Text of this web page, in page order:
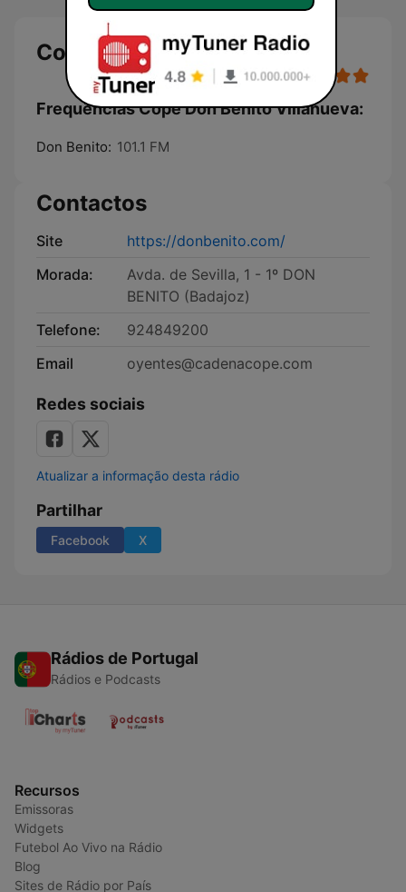
Cope Don Benito Villanueva
Frequências Cope Don Benito Villanueva:
Don Benito: 101.1 FM
Contactos
Site
https://donbenito.com/
Morada:
Avda. de Sevilla, 1 - 1º DON
BENITO (Badajoz)
Telefone:
924849200
Email
oyentes@cadenacope.com
Redes sociais
Atualizar a informação desta rádio
Partilhar
Facebook X
Rádios de Portugal
Rádios e Podcasts
Recursos
Emissoras
Widgets
Futebol Ao Vivo na Rádio
Blog
Sites de Rádio por País